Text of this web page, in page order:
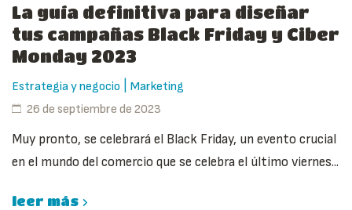
La guía definitiva para diseñar
tus campañas Black Friday y Ciber
Monday 2023
Estrategia y negocio
Marketing
26 de septiembre de 2023
Muy pronto, se celebrará el Black Friday, un evento crucial
en el mundo del comercio que se celebra el último viernes...
leer más